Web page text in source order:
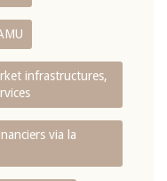
infrastructures,
via la